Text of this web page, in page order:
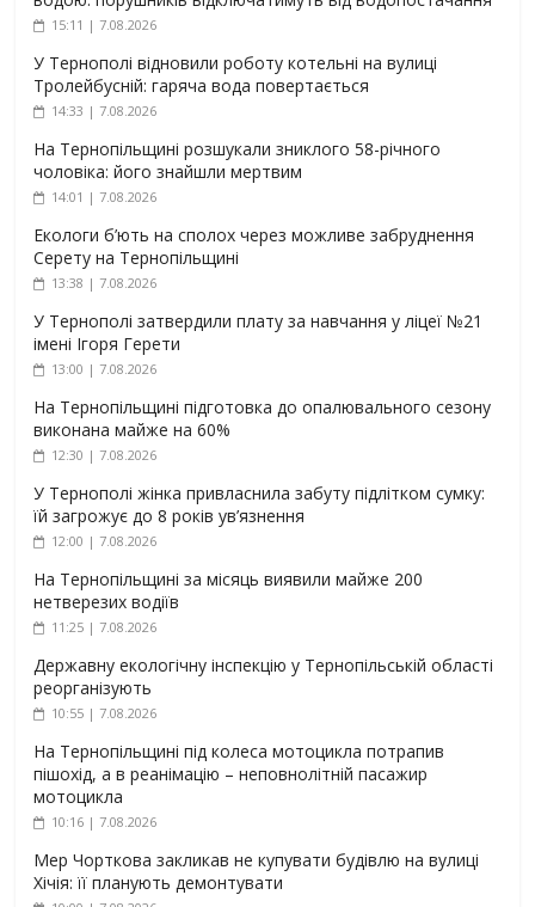
15:11 | 7.08.2026
У Тернополі відновили роботу котельні на вулиці
Тролейбусній: гаряча вода повертається
14:33 | 7.08.2026
На Тернопільщині розшукали зниклого 58-річного
чоловіка: його знайшли мертвим
14:01 | 7.08.2026
Екологи б’ють на сполох через можливе забруднення
Серету на Тернопільщині
13:38 | 7.08.2026
У Тернополі затвердили плату за навчання у ліцеї №21
імені Ігоря Герети
13:00 | 7.08.2026
На Тернопільщині підготовка до опалювального сезону
виконана майже на 60%
12:30 | 7.08.2026
У Тернополі жінка привласнила забуту підлітком сумку:
їй загрожує до 8 років ув’язнення
12:00 | 7.08.2026
На Тернопільщині за місяць виявили майже 200
нетверезих водіїв
11:25 | 7.08.2026
Державну екологічну інспекцію у Тернопільській області
реорганізують
10:55 | 7.08.2026
На Тернопільщині під колеса мотоцикла потрапив
пішохід, а в реанімацію – неповнолітній пасажир
мотоцикла
10:16 | 7.08.2026
Мер Чорткова закликав не купувати будівлю на вулиці
Хічія: її планують демонтувати